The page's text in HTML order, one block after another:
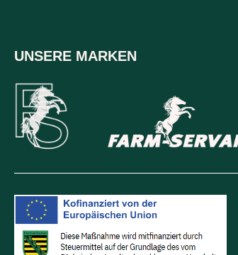
UNSERE MARKEN